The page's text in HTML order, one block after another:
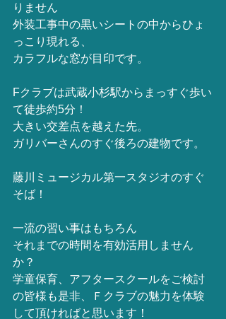
りません
外装工事中の黒いシートの中からひょ
っこり現れる、
カラフルな窓が目印です。
Fクラブは武蔵小杉駅からまっすぐ歩い
て徒歩約5分！
大きい交差点を越えた先。
ガリバーさんのすぐ後ろの建物です。
藤川ミュージカル第一スタジオのすぐ
そば！
一流の習い事はもちろん
それまでの時間を有効活用しません
か？
学童保育、アフタースクールをご検討
の皆様も是非、Ｆクラブの魅力を体験
して頂ければと思います！